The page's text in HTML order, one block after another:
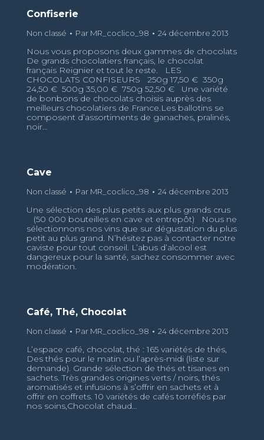
Confiserie
Non classé Par MR_coclico_98 24 décembre 2013
Nous vous proposons deux gammes de chocolats
De grands chocolatiers français, le chocolat
français Reignier et tout le reste. LES
CHOCOLATS CONFISEURS 250g 17,50 € 350g
24,50 € 500g 35,00 € 750g 52,50 € Une variété
de bonbons de chocolats choisis auprès des
meilleurs chocolatiers de France.Les ballotins se
composent d’assortiments de ganaches, pralinés,
noir…
Cave
Non classé Par MR_coclico_98 24 décembre 2013
Une sélection des plus petits aux plus grands crus
(50 000 bouteilles en cave et entrepôt) Nous ne
sélectionnons nos vins que sur dégustation du plus
petit au plus grand. N’hésitez pas à contacter notre
caviste pour tout conseil. L’abus d’alcool est
dangereux pour la santé, sachez consommer avec
modération.
Café, Thé, Chocolat
Non classé Par MR_coclico_98 24 décembre 2013
L’espace café, chocolat, thé : 165 variétés de thés,
Des thés pour le matin ou l’après-midi (liste sur
demande). Grande sélection de thés et tisanes en
sachets. Très grandes origines verts / noirs, thés
aromatisés et infusions à s’offrir en sachets et à
offrir en coffrets. 10 variétés de cafés torréfiés par
nos soins,Chocolat chaud…